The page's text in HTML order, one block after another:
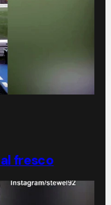
fresco